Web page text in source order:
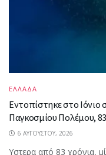
ΕΛΛΑΔΑ
Εντοπίστηκε στο Ιόνιο
Παγκοσμίου Πολέμου,
6 ΑΥΓΟΎΣΤΟΥ, 2026
Υστερα από 83 χρόνια,